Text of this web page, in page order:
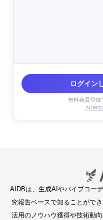
ログイン
無料会員登録
AIDB
AIDBは、生成AIやバイブコー
究報告ベースで知ることがで
活用のノウハウ獲得や技術動